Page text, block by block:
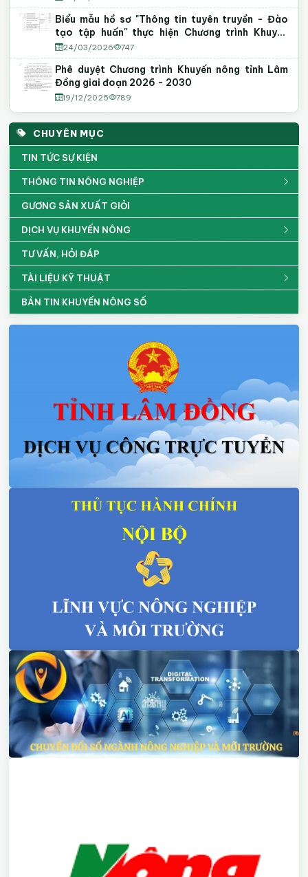
CHUYÊN MỤC
TIN TỨC SỰ KIỆN
THÔNG TIN NÔNG NGHIỆP
GƯƠNG SẢN XUẤT GIỎI
DỊCH VỤ KHUYẾN NÔNG
TƯ VẤN, HỎI ĐÁP
TÀI LIỆU KỸ THUẬT
BẢN TIN KHUYẾN NÔNG SỐ
Biểu mẫu hồ sơ "Thông tin tuyên truyền - Đào
tạo tập huấn" thực hiện Chương trình Khuyến
nông năm 2026
24/03/2026 747
Phê duyệt Chương trình Khuyến nông tỉnh Lâm
Đồng giai đoạn 2026 - 2030
19/12/2025 789